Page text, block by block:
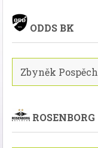
ODDS BK
Zbyněk Pospěch
ROSENBORG